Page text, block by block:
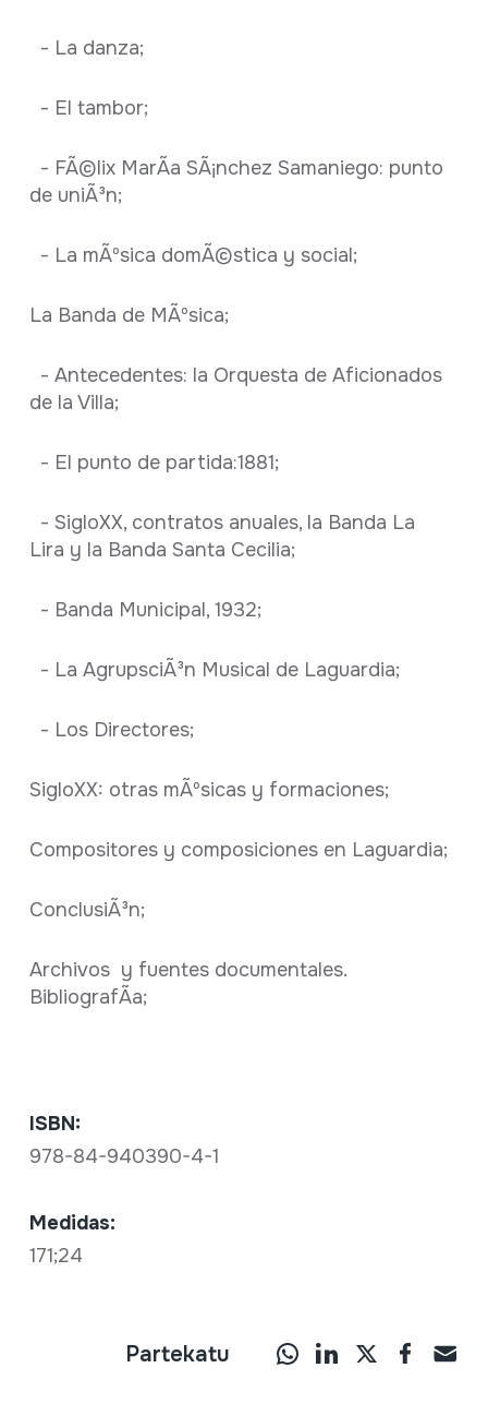
- La danza;
- El tambor;
- FÃ©lix MarÃ­a SÃ¡nchez Samaniego: punto
de uniÃ³n;
- La mÃºsica domÃ©stica y social;
La Banda de MÃºsica;
- Antecedentes: la Orquesta de Aficionados
de la Villa;
- El punto de partida:1881;
- SigloXX, contratos anuales, la Banda La
Lira y la Banda Santa Cecilia;
- Banda Municipal, 1932;
- La AgrupsciÃ³n Musical de Laguardia;
- Los Directores;
SigloXX: otras mÃºsicas y formaciones;
Compositores y composiciones en Laguardia;
ConclusiÃ³n;
Archivos y fuentes documentales.
BibliografÃ­a;
ISBN:
978-84-940390-4-1
Medidas:
171;24
Partekatu